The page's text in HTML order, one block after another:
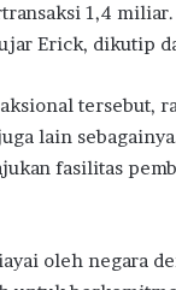
1,4
Erick, dikutip
tersebut,
lain
fasilitas
oleh negara